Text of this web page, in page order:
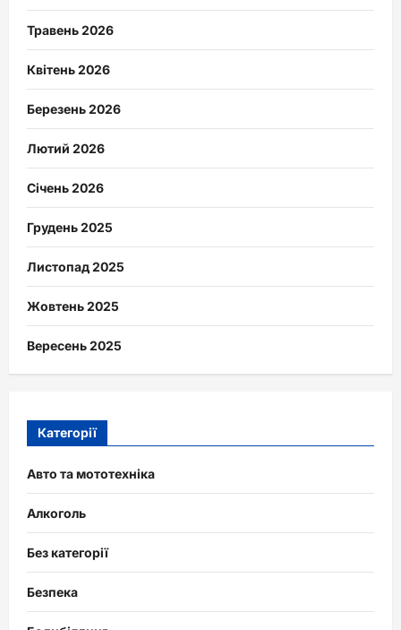
Травень 2026
Квітень 2026
Березень 2026
Лютий 2026
Січень 2026
Грудень 2025
Листопад 2025
Жовтень 2025
Вересень 2025
Категорії
Авто та мототехніка
Алкоголь
Без категорії
Безпека